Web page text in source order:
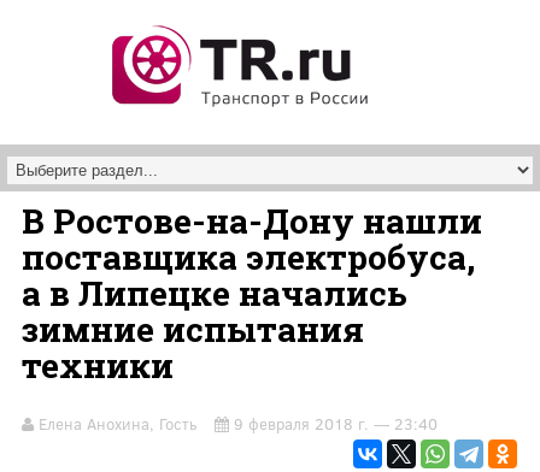
В Ростове-на-Дону нашли
поставщика электробуса,
а в Липецке начались
зимние испытания
техники
Елена Анохина, Гость 9 февраля 2018 г. — 23:40